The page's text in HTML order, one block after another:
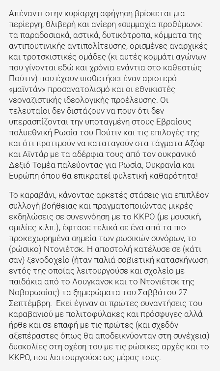
Απέναντι στην κυρίαρχη αφήγηση βρίσκεται μια
περίεργη, θλιβερή και ανίερη «συμμαχία προθύμων»:
τα παραδοσιακά, αστικά, δυτικότροπα, κόμματα της
αντιπουτινικής αντιπολίτευσης, ορισμένες αναρχικές
και τροτσκιστικές ομάδες (κι αυτές κομμάτι αγώνων
που γίνονται εδώ και χρόνια ενάντια στο καθεστώς
Πούτιν) που έχουν υιοθετήσει έναν αριστερό
«μαϊντάν» προσανατολισμό και οι εθνικιστές
νεοναζιστικής ιδεολογικής προέλευσης. Οι
τελευταίοι δεν διστάζουν να πουν ότι δεν
υπερασπίζονται την υποταγμένη στους Εβραίους
πολυεθνική Ρωσία του Πούτιν και τις επιλογές της
και ότι προτιμούν να καταταγούν στα τάγματα Αζόφ
και Αϊντάρ με τα αδέρφια τους από τον ουκρανικό
Δεξιό Τομέα παλεύοντας για Ρωσία, Ουκρανία και
Ευρώπη όπου θα επικρατεί φυλετική καθαρότητα!
Το καραβάνι, κάνοντας αρκετές στάσεις για επιπλέον
συλλογή βοήθειας και πραγματοποιώντας μικρές
εκδηλώσεις σε συνεννόηση με το ΚΚΡΟ (με μουσική,
ομιλίες κ.λπ.), έφτασε τελικά σε ένα από τα πιο
προκεχωρημένα σημεία των ρωσικών συνόρων, το
(ρώσικο) Ντονιέτσκ. Η αποστολή κατέλυσε σε (κάτι
σαν) ξενοδοχείο (ήταν παλιά σοβιετική κατασκήνωση
εντός της οποίας λειτουργούσε και σχολείο με
παιδάκια από το Λουγκάνσκ και το Ντονιέτσκ της
Νοβορωσίας) τα ξημερώματα του Σαββάτου 27
Σεπτέμβρη. Εκεί έγιναν οι πρώτες συναντήσεις του
καραβανιού με πολιτοφύλακες και πρόσφυγες αλλά
ήρθε και σε επαφή με τις πρώτες (και σχεδόν
αξεπέραστες όπως θα αποδεικνύονταν στη συνέχεια)
δυσκολίες στη σχέση του με τις ρώσικες αρχές και το
ΚΚΡΟ, που λειτουργούσε ως μέρος τους.